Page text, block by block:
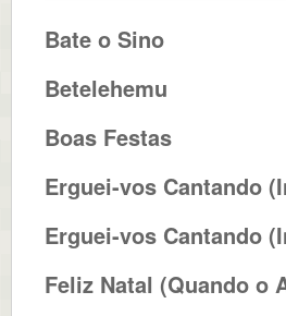
Bate o Sino
Betelehemu
Boas Festas
Erguei-vos Cantando
Erguei-vos Cantando
Feliz Natal (Quando o